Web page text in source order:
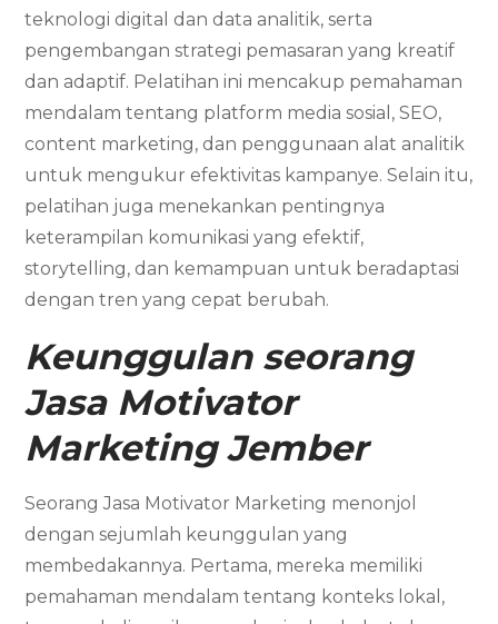
teknologi digital dan data analitik, serta
pengembangan strategi pemasaran yang kreatif
dan adaptif. Pelatihan ini mencakup pemahaman
mendalam tentang platform media sosial, SEO,
content marketing, dan penggunaan alat analitik
untuk mengukur efektivitas kampanye. Selain itu,
pelatihan juga menekankan pentingnya
keterampilan komunikasi yang efektif,
storytelling, dan kemampuan untuk beradaptasi
dengan tren yang cepat berubah.
Keunggulan seorang
Jasa Motivator
Marketing Jember
Seorang Jasa Motivator Marketing menonjol
dengan sejumlah keunggulan yang
membedakannya. Pertama, mereka memiliki
pemahaman mendalam tentang konteks lokal,